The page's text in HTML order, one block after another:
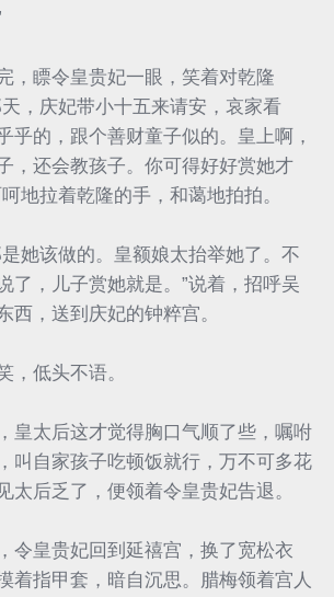
，瞟令皇贵妃一眼，笑着对乾隆
，庆妃带小十五来请安，哀家看
乎的，跟个善财童子似的。皇上啊，
，还会教孩子。你可得好好赏她才
地拉着乾隆的手，和蔼地拍拍。
她该做的。皇额娘太抬举她了。不
了，儿子赏她就是。”说着，招呼吴
西，送到庆妃的钟粹宫。
，低头不语。
皇太后这才觉得胸口气顺了些，嘱咐
叫自家孩子吃顿饭就行，万不可多花
太后乏了，便领着令皇贵妃告退。
令皇贵妃回到延禧宫，换了宽松衣
着指甲套，暗自沉思。腊梅领着宫人